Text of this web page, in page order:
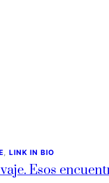
, LINK IN BIO
Esos